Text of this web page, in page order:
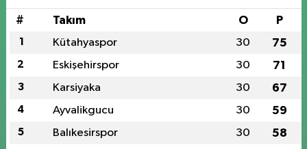
# Takım O P
1 Kütahyaspor 30 75
2 Eskişehirspor 30 71
3 Karsiyaka 30 67
4 Ayvalikgucu 30 59
5 Balıkesirspor 30 58